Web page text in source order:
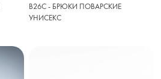
B26C - БРЮКИ ПОВАРСКИЕ
УНИСЕКС